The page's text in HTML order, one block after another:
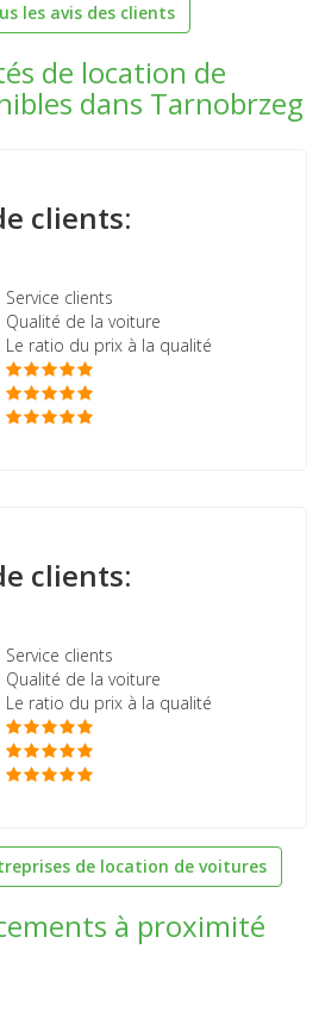
les avis des clients
de location de
dans Tarnobrzeg
clients:
Service clients
Qualité de la voiture
Le ratio du prix à la qualité
clients:
Service clients
Qualité de la voiture
Le ratio du prix à la qualité
de location de voitures
à proximité